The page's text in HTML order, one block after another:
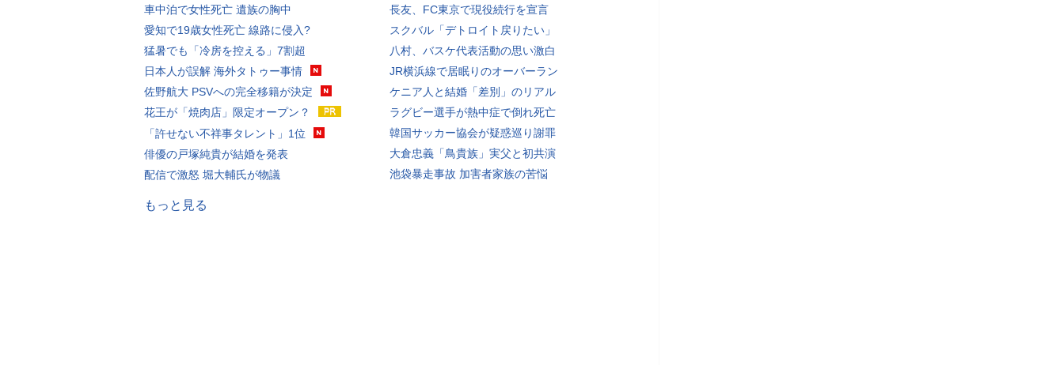
車中泊で女性死亡 遺族の胸中
愛知で19歳女性死亡 線路に侵入?
猛暑でも「冷房を控える」7割超
日本人が誤解 海外タトゥー事情
佐野航大 PSVへの完全移籍が決定
花王が「焼肉店」限定オープン？
「許せない不祥事タレント」1位
俳優の戸塚純貴が結婚を発表
配信で激怒 堀大輔氏が物議
長友、FC東京で現役続行を宣言
スクバル「デトロイト戻りたい」
八村、バスケ代表活動の思い激白
JR横浜線で居眠りのオーバーラン
ケニア人と結婚「差別」のリアル
ラグビー選手が熱中症で倒れ死亡
韓国サッカー協会が疑惑巡り謝罪
大倉忠義「鳥貴族」実父と初共演
池袋暴走事故 加害者家族の苦悩
もっと見る